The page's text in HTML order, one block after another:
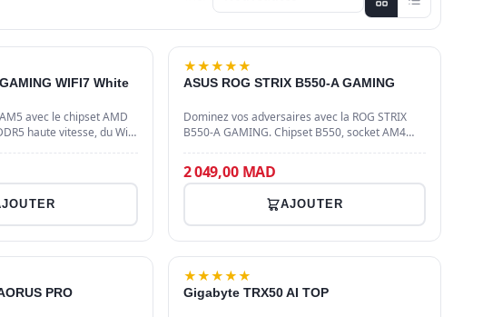
WIFI7 White
avec le chipset AMD
haute vitesse, du Wi-
★★★★★
ASUS ROG STRIX B550-A GAMING
Dominez vos adversaires avec la ROG STRIX
B550-A GAMING. Chipset B550, socket AM4
et compatibilité SLI/Crossfire…
2 049,00 MAD
AJOUTER
PRO
★★★★★
Gigabyte TRX50 AI TOP